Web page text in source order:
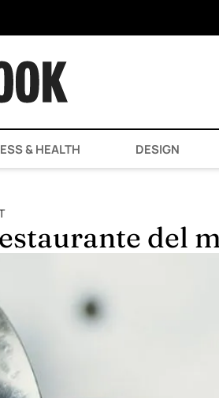
& HEALTH DESIGN
del